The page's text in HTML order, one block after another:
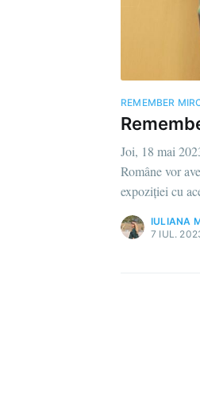
REMEMBER
Joi, 18 mai
Române vor
expoziției cu
IULIANA
7 IUL.